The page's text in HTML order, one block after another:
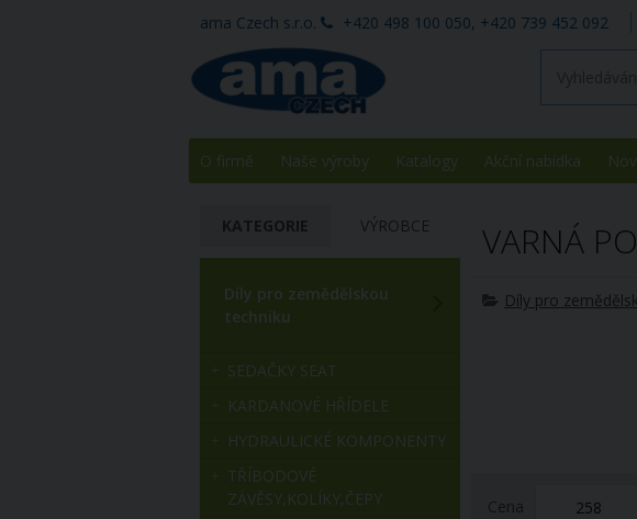
ama Czech s.r.o. +420 498 100 050, +420 739 452 092
O firmě Naše výroby Katalogy Akční nabídka
VARNÁ
Díly pro
Cena
KATEGORIE VÝROBCE
Díly pro zemědělskou
techniku
SEDAČKY SEAT
KARDANOVÉ HŘÍDELE
HYDRAULICKÉ KOMPONENTY
TŘÍBODOVÉ
ZÁVĚSY,KOLÍKY,ČEPY